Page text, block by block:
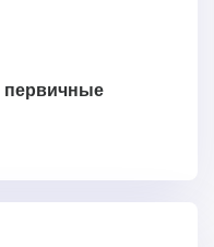
первичные